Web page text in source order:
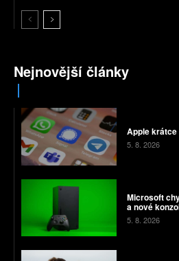
Nejnovější články
Apple krátce
5. 8. 2026
Microsoft
a nové
5. 8. 2026